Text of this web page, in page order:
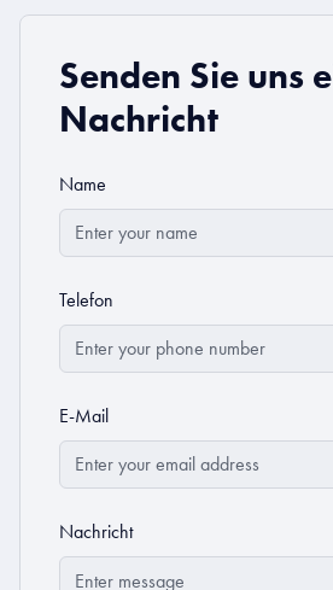
Senden Sie uns
Nachricht
Name
Telefon
E-Mail
Nachricht